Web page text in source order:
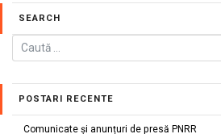
SEARCH
POSTARI RECENTE
Comunicate și anunțuri de presă PNRR